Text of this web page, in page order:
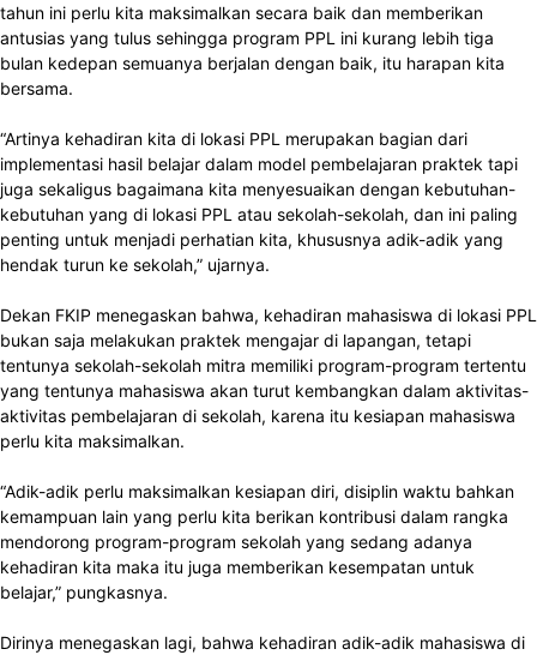
tahun ini perlu kita maksimalkan secara baik dan memberikan
antusias yang tulus sehingga program PPL ini kurang lebih tiga
bulan kedepan semuanya berjalan dengan baik, itu harapan kita
bersama.
“Artinya kehadiran kita di lokasi PPL merupakan bagian dari
implementasi hasil belajar dalam model pembelajaran praktek tapi
juga sekaligus bagaimana kita menyesuaikan dengan kebutuhan-
kebutuhan yang di lokasi PPL atau sekolah-sekolah, dan ini paling
penting untuk menjadi perhatian kita, khususnya adik-adik yang
hendak turun ke sekolah,” ujarnya.
Dekan FKIP menegaskan bahwa, kehadiran mahasiswa di lokasi PPL
bukan saja melakukan praktek mengajar di lapangan, tetapi
tentunya sekolah-sekolah mitra memiliki program-program tertentu
yang tentunya mahasiswa akan turut kembangkan dalam aktivitas-
aktivitas pembelajaran di sekolah, karena itu kesiapan mahasiswa
perlu kita maksimalkan.
“Adik-adik perlu maksimalkan kesiapan diri, disiplin waktu bahkan
kemampuan lain yang perlu kita berikan kontribusi dalam rangka
mendorong program-program sekolah yang sedang adanya
kehadiran kita maka itu juga memberikan kesempatan untuk
belajar,” pungkasnya.
Dirinya menegaskan lagi, bahwa kehadiran adik-adik mahasiswa di